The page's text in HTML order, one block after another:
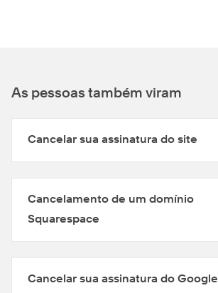
As pessoas também viram
Cancelar sua assinatura do site
Cancelamento de um domínio
Squarespace
Cancelar sua assinatura do Google